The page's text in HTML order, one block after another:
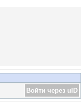
Войти через uID